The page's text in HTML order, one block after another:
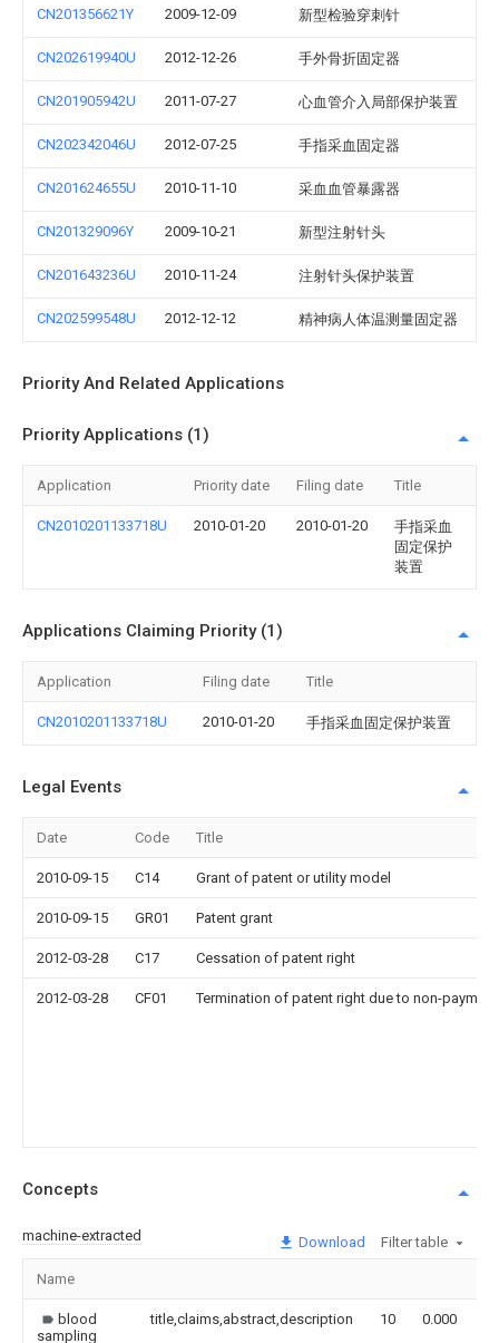
CN201356621Y 2009-12-09 新型检验穿刺针
CN202619940U 2012-12-26 手外骨折固定器
CN201905942U 2011-07-27 心血管介入局部保护装置
CN202342046U 2012-07-25 手指采血固定器
CN201624655U 2010-11-10 采血血管暴露器
CN201329096Y 2009-10-21 新型注射针头
CN201643236U 2010-11-24 注射针头保护装置
CN202599548U 2012-12-12 精神病人体温测量固定器
Priority And Related Applications
Priority Applications (1)
Application Priority date Filing date Title
CN2010201133718U 2010-01-20 2010-01-20
手指采血
固定保护
装置
Applications Claiming Priority (1)
Application Filing date Title
CN2010201133718U 2010-01-20 手指采血固定保护装置
Legal Events
Date Code Title
2010-09-15 C14 Grant of patent or utility model
2010-09-15 GR01 Patent grant
2012-03-28 C17 Cessation of patent right
2012-03-28 CF01 Termination of patent right due to non-
Concepts
machine-extracted Download Filter table
Name
blood
sampling
title,claims,abstract,description 10 0.000